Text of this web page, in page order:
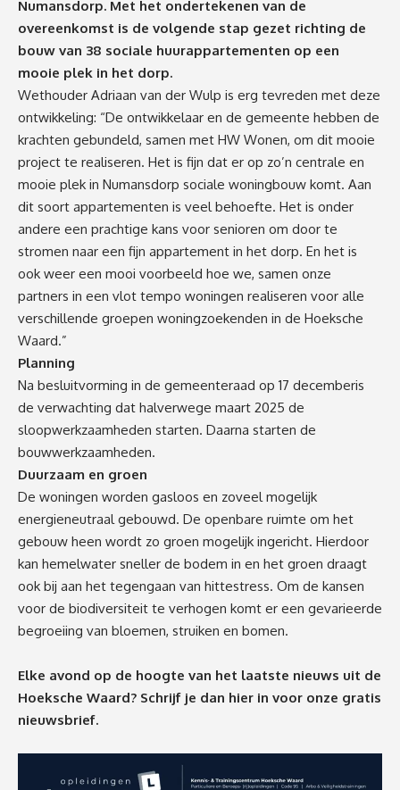
Numansdorp. Met het ondertekenen van de
overeenkomst is de volgende stap gezet richting de
bouw van 38 sociale huurappartementen op een
mooie plek in het dorp.
Wethouder Adriaan van der Wulp is erg tevreden met deze
ontwikkeling: “De ontwikkelaar en de gemeente hebben de
krachten gebundeld, samen met HW Wonen, om dit mooie
project te realiseren. Het is fijn dat er op zo’n centrale en
mooie plek in Numansdorp sociale woningbouw komt. Aan
dit soort appartementen is veel behoefte. Het is onder
andere een prachtige kans voor senioren om door te
stromen naar een fijn appartement in het dorp. En het is
ook weer een mooi voorbeeld hoe we, samen onze
partners in een vlot tempo woningen realiseren voor alle
verschillende groepen woningzoekenden in de Hoeksche
Waard.”
Planning
Na besluitvorming in de gemeenteraad op 17 decemberis
de verwachting dat halverwege maart 2025 de
sloopwerkzaamheden starten. Daarna starten de
bouwwerkzaamheden.
Duurzaam en groen
De woningen worden gasloos en zoveel mogelijk
energieneutraal gebouwd. De openbare ruimte om het
gebouw heen wordt zo groen mogelijk ingericht. Hierdoor
kan hemelwater sneller de bodem in en het groen draagt
ook bij aan het tegengaan van hittestress. Om de kansen
voor de biodiversiteit te verhogen komt er een gevarieerde
begroeiing van bloemen, struiken en bomen.
Elke avond op de hoogte van het laatste nieuws uit de
Hoeksche Waard? Schrijf je dan hier in voor onze gratis
nieuwsbrief.